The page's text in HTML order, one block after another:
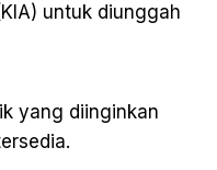
untuk diunggah
yang diinginkan